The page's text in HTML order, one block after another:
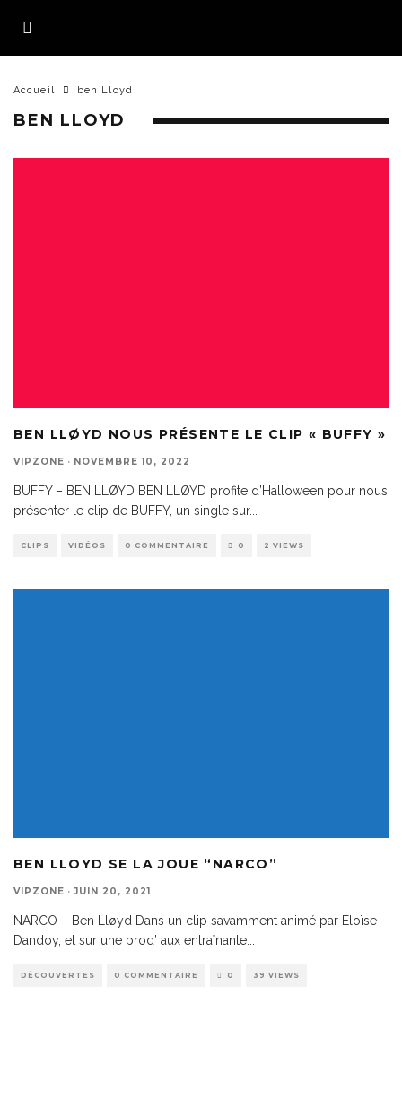
Accueil ben Lloyd
BEN LLOYD
BEN LLØYD NOUS PRÉSENTE LE CLIP « BUFFY »
VIPZONE · NOVEMBRE 10, 2022
BUFFY – BEN LLØYD BEN LLØYD profite d’Halloween pour nous
présenter le clip de BUFFY, un single sur...
CLIPS VIDÉOS 0 COMMENTAIRE 0 2 VIEWS
BEN LLOYD SE LA JOUE “NARCO”
VIPZONE · JUIN 20, 2021
NARCO – Ben Lløyd Dans un clip savamment animé par Eloïse
Dandoy, et sur une prod’ aux entraînante...
DÉCOUVERTES 0 COMMENTAIRE 0 39 VIEWS